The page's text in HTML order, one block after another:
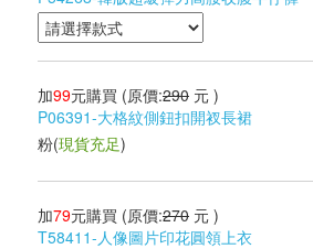
加99元購買 (原價:290 元 )
P06391-大格紋側鈕扣開衩長裙
粉(現貨充足)
加79元購買 (原價:270 元 )
T58411-人像圖片印花圓領上衣